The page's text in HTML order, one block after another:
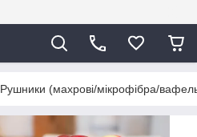
Рушники (махрові/мікрофібра/